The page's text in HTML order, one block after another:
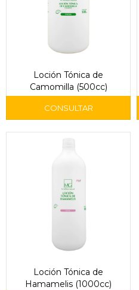
Loción Tónica de
Camomilla (500cc)
Loción Tónica de
Hamamelis (1000cc)